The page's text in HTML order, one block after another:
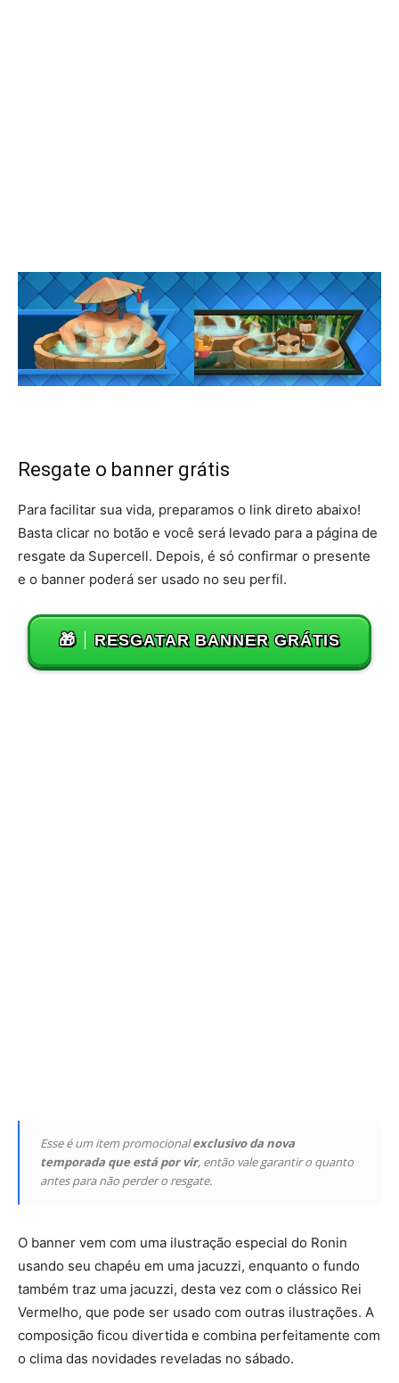
Resgate o banner grátis
Para facilitar sua vida, preparamos o link direto abaixo!
Basta clicar no botão e você será levado para a página de
resgate da Supercell. Depois, é só confirmar o presente
e o banner poderá ser usado no seu perfil.
🎁 RESGATAR BANNER GRÁTIS
Esse é um item promocionalexclusivo da nova
temporada que está por vir, então vale garantir o quanto
antes para não perder o resgate.
O banner vem com uma ilustração especial do Ronin
usando seu chapéu em uma jacuzzi, enquanto o fundo
também traz uma jacuzzi, desta vez com o clássico Rei
Vermelho, que pode ser usado com outras ilustrações. A
composição ficou divertida e combina perfeitamente com
o clima das novidades reveladas no sábado.